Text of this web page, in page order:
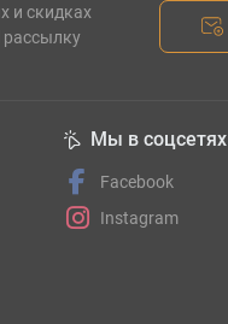
и скидках
рассылку
Мы в соцсетях
Facebook
Instagram